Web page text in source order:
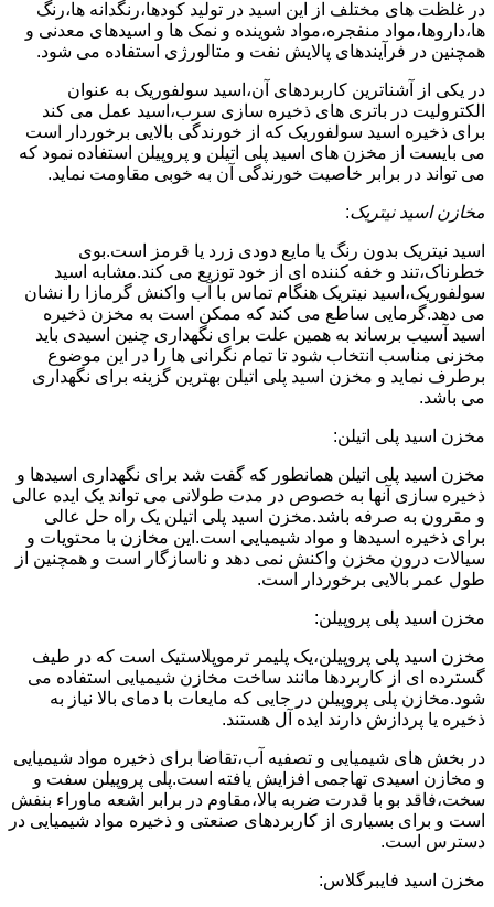
در غلظت های مختلف از این اسید در تولید کودها،رنگدانه ها،رنگ
ها،داروها،مواد منفجره،مواد شوینده و نمک ها و اسیدهای معدنی و
همچنین در فرآیندهای پالایش نفت و متالورژی استفاده می شود.
در یکی از آشناترین کاربردهای آن،اسید سولفوریک به عنوان
الکترولیت در باتری های ذخیره سازی سرب،اسید عمل می کند
برای ذخیره اسید سولفوریک که از خورندگی بالایی برخوردار است
می بایست از مخزن های اسید پلی اتیلن و پروپیلن استفاده نمود که
می تواند در برابر خاصیت خورندگی آن به خوبی مقاومت نماید.
مخازن اسید نیتریک:
اسید نیتریک بدون رنگ یا مایع دودی زرد یا قرمز است.بوی
خطرناک،تند و خفه کننده ای از خود توزیع می کند.مشابه اسید
سولفوریک،اسید نیتریک هنگام تماس با آب واکنش گرمازا را نشان
می دهد.گرمایی ساطع می کند که ممکن است به مخزن ذخیره
اسید آسیب برساند به همین علت برای نگهداری چنین اسیدی باید
مخزنی مناسب انتخاب شود تا تمام نگرانی ها را در این موضوع
برطرف نماید و مخزن اسید پلی اتیلن بهترین گزینه برای نگهداری
می باشد.
مخزن اسید پلی اتیلن:
مخزن اسید پلی اتیلن همانطور که گفت شد برای نگهداری اسیدها و
ذخیره سازی آنها به خصوص در مدت طولانی می تواند یک ایده عالی
و مقرون به صرفه باشد.مخزن اسید پلی اتیلن یک راه حل عالی
برای ذخیره اسیدها و مواد شیمیایی است.این مخازن با محتویات و
سیالات درون مخزن واکنش نمی دهد و ناسازگار است و همچنین از
طول عمر بالایی برخوردار است.
مخزن اسید پلی پروپیلن:
مخزن اسید پلی پروپیلن،یک پلیمر ترموپلاستیک است که در طیف
گسترده ای از کاربردها مانند ساخت مخازن شیمیایی استفاده می
شود.مخازن پلی پروپیلن در جایی که مایعات با دمای بالا نیاز به
ذخیره یا پردازش دارند ایده آل هستند.
در بخش های شیمیایی و تصفیه آب،تقاضا برای ذخیره مواد شیمیایی
و مخازن اسیدی تهاجمی افزایش یافته است.پلی پروپیلن سفت و
سخت،فاقد بو با قدرت ضربه بالا،مقاوم در برابر اشعه ماوراء بنفش
است و برای بسیاری از کاربردهای صنعتی و ذخیره مواد شیمیایی در
دسترس است.
مخزن اسید فایبرگلاس: